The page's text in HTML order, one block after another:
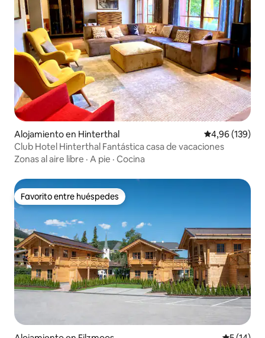
Alojamiento en Hinterthal Calificación
4,96 (139)
Club Hotel Hinterthal Fantástica casa de vacaciones
Zonas al aire libre · A pie · Cocina
Favorito entre huéspedes
Favorito entre huéspedes